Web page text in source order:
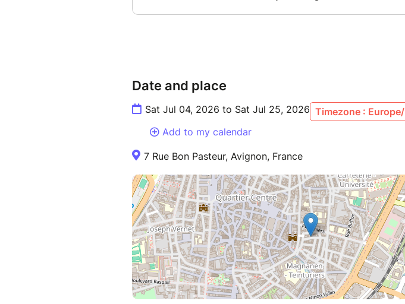
Date and place
Sat Jul 04, 2026 to Sat Jul 25, 2026 Timezone :
Add to my calendar
7 Rue Bon Pasteur, Avignon, France